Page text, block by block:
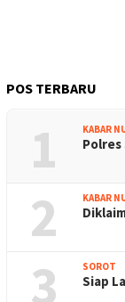
POS TERBARU
1 KABAR
2 KABAR
3 SOROT
Siap